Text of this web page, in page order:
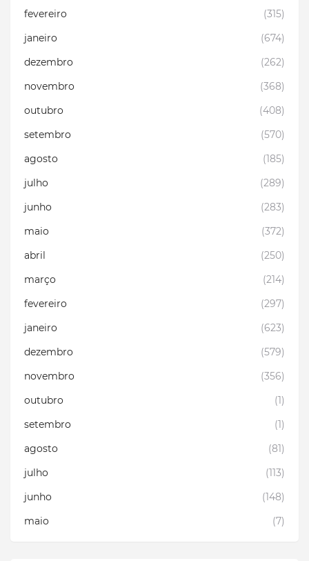
fevereiro
(315)
janeiro
(674)
dezembro
(262)
novembro
(368)
outubro
(408)
setembro
(570)
agosto
(185)
julho
(289)
junho
(283)
maio
(372)
abril
(250)
março
(214)
fevereiro
(297)
janeiro
(623)
dezembro
(579)
novembro
(356)
outubro
(1)
setembro
(1)
agosto
(81)
julho
(113)
junho
(148)
maio
(7)